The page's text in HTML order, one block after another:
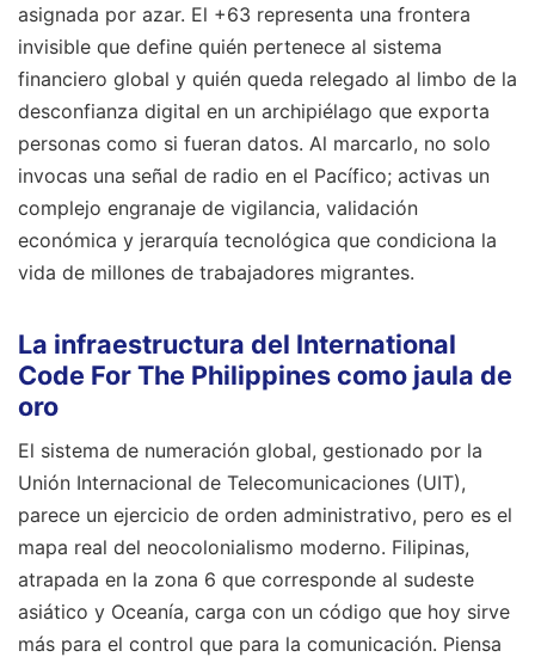
asignada por azar. El +63 representa una frontera
invisible que define quién pertenece al sistema
financiero global y quién queda relegado al limbo de la
desconfianza digital en un archipiélago que exporta
personas como si fueran datos. Al marcarlo, no solo
invocas una señal de radio en el Pacífico; activas un
complejo engranaje de vigilancia, validación
económica y jerarquía tecnológica que condiciona la
vida de millones de trabajadores migrantes.
La infraestructura del International
Code For The Philippines como jaula de
oro
El sistema de numeración global, gestionado por la
Unión Internacional de Telecomunicaciones (UIT),
parece un ejercicio de orden administrativo, pero es el
mapa real del neocolonialismo moderno. Filipinas,
atrapada en la zona 6 que corresponde al sudeste
asiático y Oceanía, carga con un código que hoy sirve
más para el control que para la comunicación. Piensa